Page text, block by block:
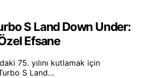
S Land Down Under:
Efsane
75. yılını kutlamak için
S Land…